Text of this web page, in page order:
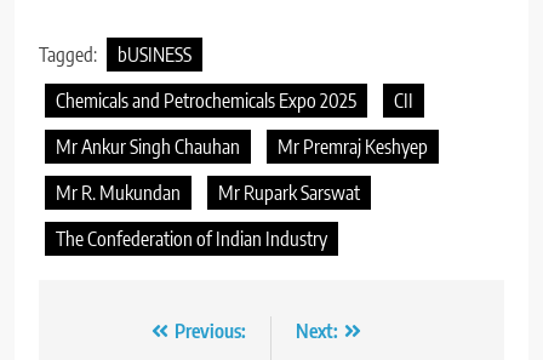
Tagged:
bUSINESS
Chemicals and Petrochemicals Expo 2025
CII
Mr Ankur Singh Chauhan
Mr Premraj Keshyep
Mr R. Mukundan
Mr Rupark Sarswat
The Confederation of Indian Industry
Previous:
Next: